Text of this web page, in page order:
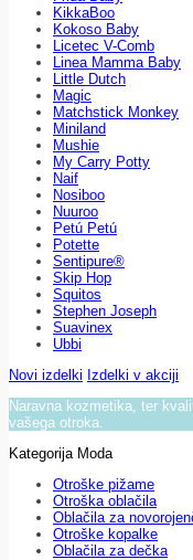
KikkaBoo
Kokoso Baby
Licetec V-Comb
Linea Mamma Baby
Little Dutch
Magic
Matchstick Monkey
Miniland
Mushie
My Carry Potty
Naif
Nosiboo
Nuuroo
Petú Petú
Potette
Sentipure®
Skip Hop
Squitos
Stephen Joseph
Suavinex
Ubbi
Novi izdelki Izdelki v akciji
Naravna kozmetika, ter
vašega otroka.
Kategorija Moda
Otroške pižame
Otroška oblačila
Oblačila za
Otroške kopalke
Oblačila za dečka